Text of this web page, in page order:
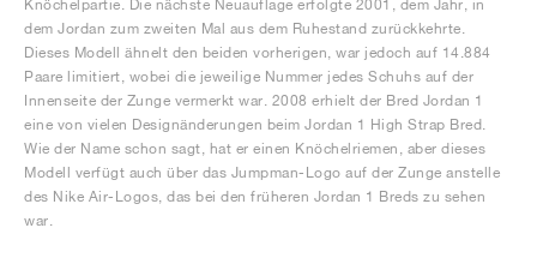
Knöchelpartie. Die nächste Neuauflage erfolgte 2001, dem Jahr, in
dem Jordan zum zweiten Mal aus dem Ruhestand zurückkehrte.
Dieses Modell ähnelt den beiden vorherigen, war jedoch auf 14.884
Paare limitiert, wobei die jeweilige Nummer jedes Schuhs auf der
Innenseite der Zunge vermerkt war. 2008 erhielt der Bred Jordan 1
eine von vielen Designänderungen beim Jordan 1 High Strap Bred.
Wie der Name schon sagt, hat er einen Knöchelriemen, aber dieses
Modell verfügt auch über das Jumpman-Logo auf der Zunge anstelle
des Nike Air-Logos, das bei den früheren Jordan 1 Breds zu sehen
war.